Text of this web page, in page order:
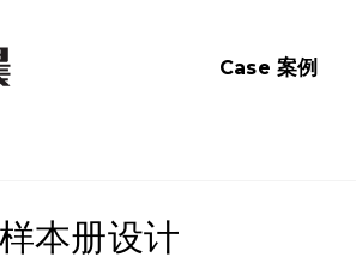
Case 案例
本册设计